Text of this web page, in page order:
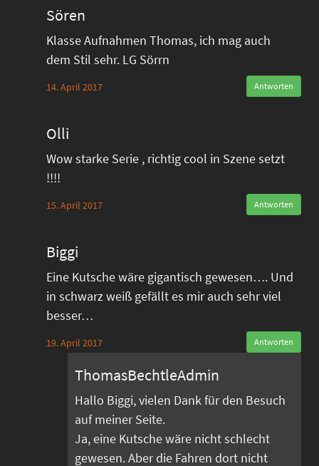
Sören
Klasse Aufnahmen Thomas, ich mag auch
dem Stil sehr. LG Sörrn
14. April 2017 Antworten
Olli
Wow starke Serie , richtig cool in Szene setzt
!!!!
15. April 2017 Antworten
Biggi
Eine Kutsche wäre gigantisch gewesen…. Und
in schwarz weiß gefällt es mir auch sehr viel
besser…
19. April 2017 Antworten
ThomasBechtleAdmin
Hallo Biggi, vielen Dank für den Besuch
auf meiner Seite.
Ja, eine Kutsche wäre nicht schlecht
gewesen. Aber die Fahren dort nicht